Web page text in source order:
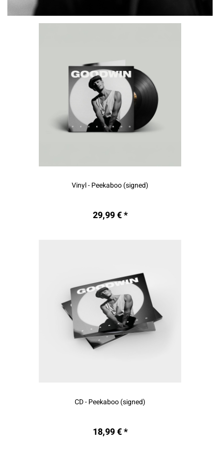
Vinyl - Peekaboo (signed)
29,99 € *
CD - Peekaboo (signed)
18,99 € *